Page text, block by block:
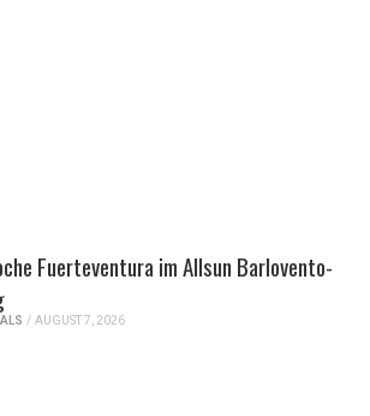
Fuerteventura im Allsun Barlovento-
/ AUGUST 7, 2026